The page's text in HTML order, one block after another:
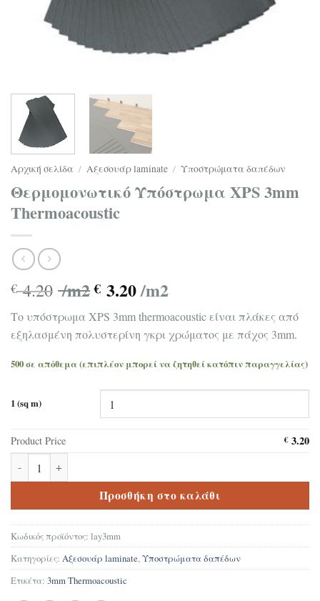
Αρχική σελίδα / Αξεσουάρ laminate / Υποστρώματα δαπέδων
Θερμομονωτικό Υπόστρωμα ΧPS 3mm
Thermoacoustic
€4.20 /m2 € 3.20/m2
Το υπόστρωμα XPS 3mm thermoacoustic είναι πλάκες από
εξηλασμένη πολυστερίνη γκρι χρώματος με πάχος 3mm.
500 σε απόθεμα (επιπλέον μπορεί να ζητηθεί κατόπιν παραγγελίας)
1 (sq m)
Product Price €3.20
Προσθήκη στο καλάθι
Κωδικός προϊόντος: lay3mm
Κατηγορίες: Αξεσουάρ laminate,Υποστρώματα δαπέδων
Ετικέτα: 3mm Thermoacoustic